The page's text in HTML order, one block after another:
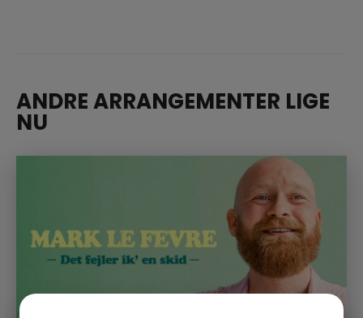
ANDRE ARRANGEMENTER LIGE
NU